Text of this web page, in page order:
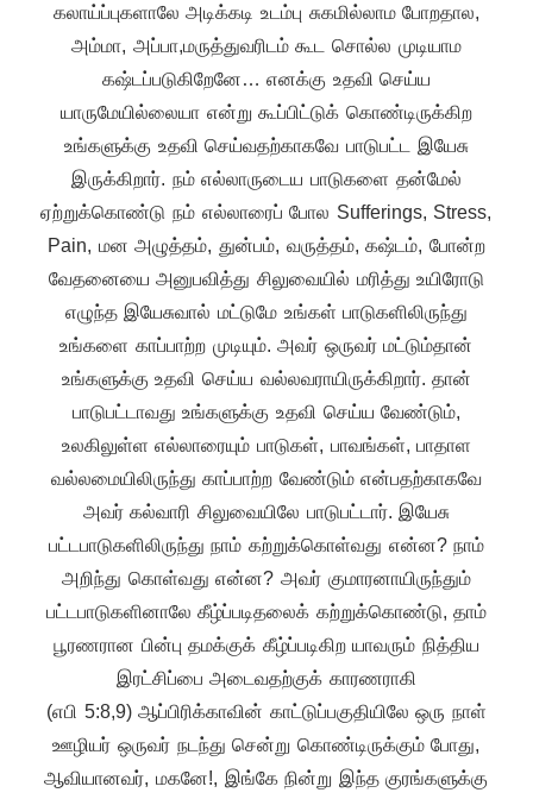
கலாய்ப்புகளாலே அடிக்கடி உடம்பு சுகமில்லாம போறதால,
அம்மா, அப்பா,மருத்துவரிடம் கூட சொல்ல முடியாம
கஷ்டப்படுகிறேனே… எனக்கு உதவி செய்ய
யாருமேயில்லையா என்று கூப்பிட்டுக் கொண்டிருக்கிற
உங்களுக்கு உதவி செய்வதற்காகவே பாடுபட்ட இயேசு
இருக்கிறார். நம் எல்லாருடைய பாடுகளை தன்மேல்
ஏற்றுக்கொண்டு நம் எல்லாரைப் போல Sufferings, Stress,
Pain, மன அழுத்தம், துன்பம், வருத்தம், கஷ்டம், போன்ற
வேதனையை அனுபவித்து சிலுவையில் மரித்து உயிரோடு
எழுந்த இயேசுவால் மட்டுமே உங்கள் பாடுகளிலிருந்து
உங்களை காப்பாற்ற முடியும். அவர் ஒருவர் மட்டும்தான்
உங்களுக்கு உதவி செய்ய வல்லவராயிருக்கிறார். தான்
பாடுபட்டாவது உங்களுக்கு உதவி செய்ய வேண்டும்,
உலகிலுள்ள எல்லாரையும் பாடுகள், பாவங்கள், பாதாள
வல்லமையிலிருந்து காப்பாற்ற வேண்டும் என்பதற்காகவே
அவர் கல்வாரி சிலுவையிலே பாடுபட்டார். இயேசு
பட்டபாடுகளிலிருந்து நாம் கற்றுக்கொள்வது என்ன? நாம்
அறிந்து கொள்வது என்ன? அவர் குமாரனாயிருந்தும்
பட்டபாடுகளினாலே கீழ்ப்படிதலைக் கற்றுக்கொண்டு, தாம்
பூரணரான பின்பு தமக்குக் கீழ்ப்படிகிற யாவரும் நித்திய
இரட்சிப்பை அடைவதற்குக் காரணராகி
(எபி 5:8,9) ஆப்பிரிக்காவின் காட்டுப்பகுதியிலே ஒரு நாள்
ஊழியர் ஒருவர் நடந்து சென்று கொண்டிருக்கும் போது,
ஆவியானவர், மகனே!, இங்கே நின்று இந்த குரங்களுக்கு